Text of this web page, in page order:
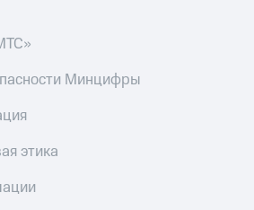
Минцифры
этика